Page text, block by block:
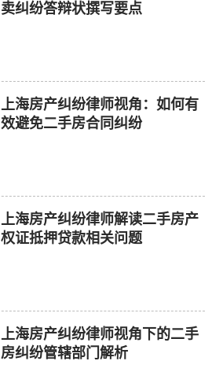
卖纠纷答辩状撰写要点
上海房产纠纷律师视角：如何有
效避免二手房合同纠纷
上海房产纠纷律师解读二手房产
权证抵押贷款相关问题
上海房产纠纷律师视角下的二手
房纠纷管辖部门解析